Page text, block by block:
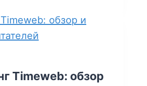
Timeweb: обзор